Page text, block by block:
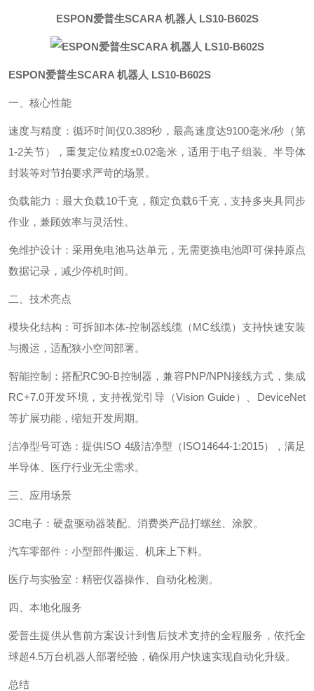
ESPON爱普生SCARA 机器人 LS10-B602S
ESPON爱普生SCARA 机器人 LS10-B602S
一、核心性能‌
速度与精度‌：循环时间仅0.389秒，最高速度达9100毫米/秒（第
1-2关节），重复定位精度±0.02毫米，适用于电子组装、半导体
封装等对节拍要求严苛的场景。
负载能力‌：最大负载10千克，额定负载6千克，支持多夹具同步
作业，兼顾效率与灵活性。
免维护设计‌：采用免电池马达单元，无需更换电池即可保持原点
数据记录，减少停机时间。
二、技术亮点‌
模块化结构‌：可拆卸本体-控制器线缆（MC线缆）支持快速安装
与搬运，适配狭小空间部署。
智能控制‌：搭配RC90-B控制器，兼容PNP/NPN接线方式，集成
RC+7.0开发环境，支持视觉引导（Vision Guide）、DeviceNet
等扩展功能，缩短开发周期。
洁净型号可选‌：提供ISO 4级洁净型（ISO14644-1:2015），满足
半导体、医疗行业无尘需求。
三、应用场景‌
3C电子‌：硬盘驱动器装配、消费类产品打螺丝、涂胶。
汽车零部件‌：小型部件搬运、机床上下料。
医疗与实验室‌：精密仪器操作、自动化检测。
四、本地化服务‌
爱普生提供从售前方案设计到售后技术支持的全程服务，依托全
球超4.5万台机器人部署经验，确保用户快速实现自动化升级。
总结‌